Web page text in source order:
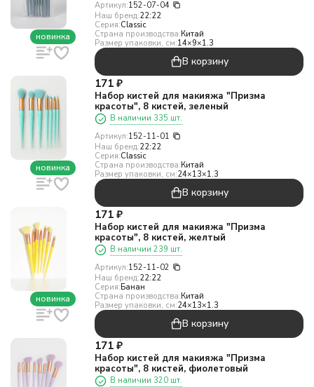
новинка
Артикул:152-07-04
Наш бренд:22:22
Серия:Classic
Страна производства:Китай
Размер упаковки, см:14×9×1.3
В корзину
новинка
171 ₽
Набор кистей для макияжа "Призма
красоты", 8 кистей, зеленый
В наличии 335 шт.
Артикул:152-11-01
Наш бренд:22:22
Серия:Classic
Страна производства:Китай
Размер упаковки, см:24×13×1.3
В корзину
новинка
171 ₽
Набор кистей для макияжа "Призма
красоты", 8 кистей, желтый
В наличии 239 шт.
Артикул:152-11-02
Наш бренд:22:22
Серия:Банан
Страна производства:Китай
Размер упаковки, см:24×13×1.3
В корзину
171 ₽
Набор кистей для макияжа "Призма
красоты", 8 кистей, фиолетовый
В наличии 320 шт.